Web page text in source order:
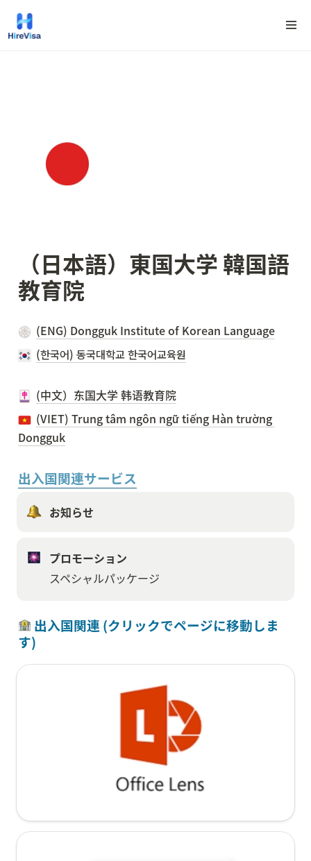
（日本語）東国大学 韓国語
教育院
(ENG) Dongguk Institute of Korean Language
(한국어) 동국대학교 한국어교육원
(中文）东国大学 韩语教育院
(VIET) Trung tâm ngôn ngữ tiếng Hàn trường
Dongguk
出入国関連サービス
お知らせ
プロモーション
スペシャルパッケージ
出入国関連 (クリックでページに移動しま
す)